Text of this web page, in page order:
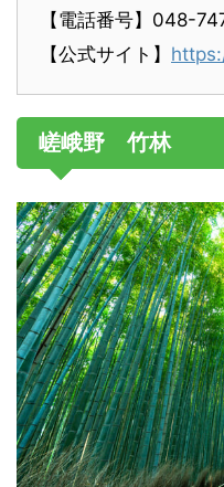
【電話番号】048-
【公式サイト】
嵯峨野 竹林